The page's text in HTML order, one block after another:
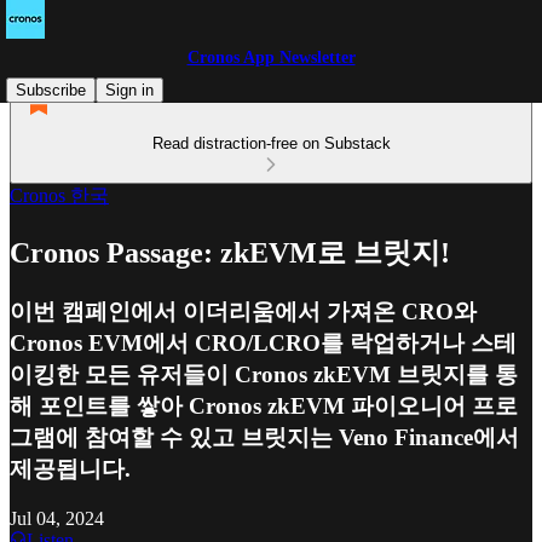
Cronos App Newsletter
Subscribe
Sign in
Read distraction-free on Substack
Cronos 한국
Cronos Passage: zkEVM로 브릿지!
이번 캠페인에서 이더리움에서 가져온 CRO와
Cronos EVM에서 CRO/LCRO를 락업하거나 스테
이킹한 모든 유저들이 Cronos zkEVM 브릿지를 통
해 포인트를 쌓아 Cronos zkEVM 파이오니어 프로
그램에 참여할 수 있고 브릿지는 Veno Finance에서
제공됩니다.
Jul 04, 2024